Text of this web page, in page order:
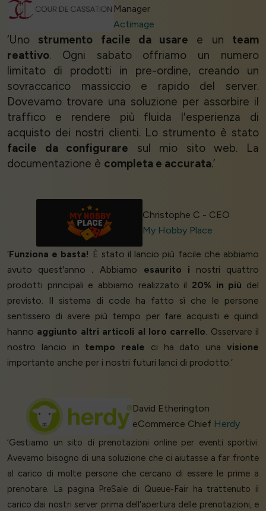
Manager
Actimage
‘Uno strumento facile da usare e un team
reattivo. Ogni sabato offriamo un numero
limitato di prodotti in pre-ordine, creando un
sovraccarico massiccio e rapido del server.
Dovevamo trovare una soluzione per assorbire il
traffico e rendere più fluida l'esperienza di
acquisto dei nostri clienti. Lo strumento è stato
facile da configurare sul mio sito web. La
documentazione è completa e accurata.’
Christophe C - CEO
My Hobby Place
‘Funziona e basta! È stato il lancio più facile che abbiamo
avuto quest'anno . Abbiamo esaurito i nostri quattro
prodotti principali e abbiamo realizzato il 20% in più del
previsto. Il sistema di code ha fatto sì che le persone
sentissero di avere più tempo per fare acquisti e quindi
hanno aggiunto altri articoli al loro carrello. Osservare il
nostro lancio in tempo reale ci ha dato unavisione
importante anche per i nostri futuri lanci di prodotto.’
David Etherington
eCommerce Chief Herdy
‘Gestiamo un sito di prenotazioni online per eventi sportivi.
Avevamo bisogno di una soluzione che ci aiutasse a far fronte
al carico di molte persone che cercano di essere le prime a
prenotare. La pagina PreSale di Queue-Fair ha trattenuto il
carico dai nostri server prima dell'apertura delle prenotazioni, e